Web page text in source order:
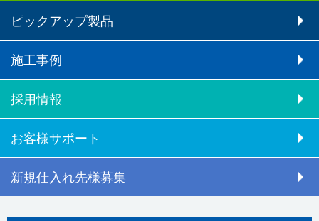
ピックアップ製品
施工事例
採用情報
お客様サポート
新規仕入れ先様募集